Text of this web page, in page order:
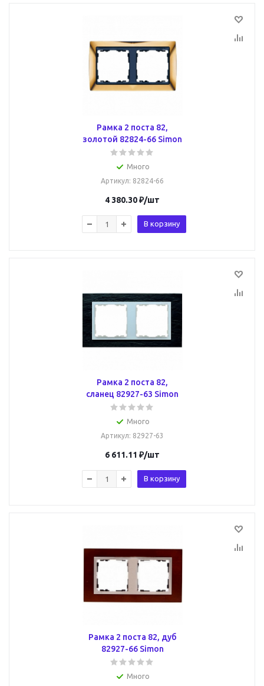
Рамка 2 поста 82,
золотой 82824-66 Simon
Много
Артикул: 82824-66
4 380.30₽/шт
В корзину
Рамка 2 поста 82,
сланец 82927-63 Simon
Много
Артикул: 82927-63
6 611.11 ₽/шт
В корзину
Рамка 2 поста 82, дуб
82927-66 Simon
Много